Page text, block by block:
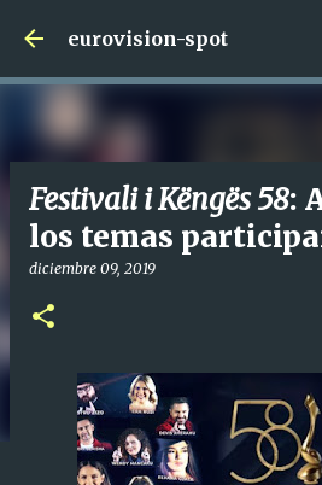
Ir al contenido
eurovision-spot
Festivali i Këngës 58:
los temas
diciembre 09, 2019